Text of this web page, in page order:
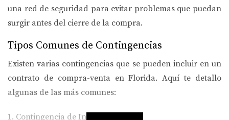
una red de seguridad para evitar problemas que puedan
surgir antes del cierre de la compra.
Tipos Comunes de Contingencias
Existen varias contingencias que se pueden incluir en un
contrato de compra-venta en Florida. Aquí te detallo
algunas de las más comunes:
1. Contingencia de Inspección